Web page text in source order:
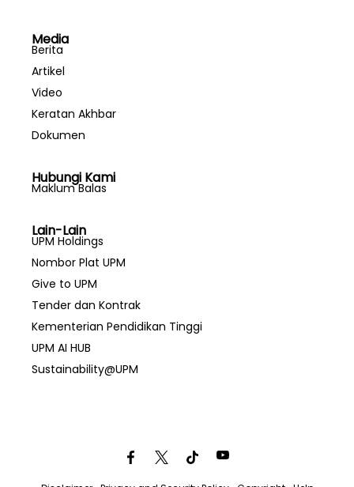
Media
Berita
Artikel
Video
Keratan Akhbar
Dokumen
Hubungi Kami
Maklum Balas
Lain-Lain
UPM Holdings
Nombor Plat UPM
Give to UPM
Tender dan Kontrak
Kementerian Pendidikan Tinggi
UPM AI HUB
Sustainability@UPM